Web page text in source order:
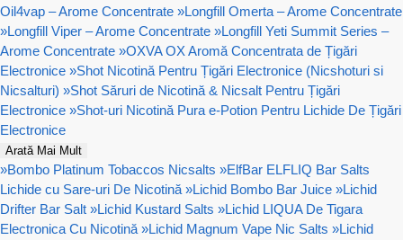
Oil4vap – Arome Concentrate »Longfill Omerta – Arome Concentrate
»Longfill Viper – Arome Concentrate »Longfill Yeti Summit Series –
Arome Concentrate »OXVA OX Aromă Concentrata de Țigări
Electronice »Shot Nicotină Pentru Țigări Electronice (Nicshoturi si
Nicsalturi) »Shot Săruri de Nicotină & Nicsalt Pentru Țigări
Electronice »Shot-uri Nicotină Pura e-Potion Pentru Lichide De Țigări
Electronice
Arată Mai Mult
»Bombo Platinum Tobaccos Nicsalts »ElfBar ELFLIQ Bar Salts
Lichide cu Sare-uri De Nicotină »Lichid Bombo Bar Juice »Lichid
Drifter Bar Salt »Lichid Kustard Salts »Lichid LIQUA De Tigara
Electronica Cu Nicotină »Lichid Magnum Vape Nic Salts »Lichid